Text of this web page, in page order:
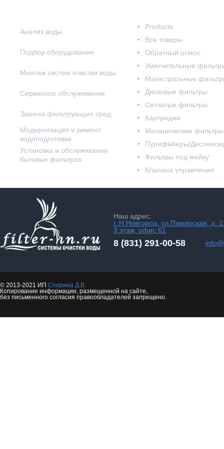
Анализ воды
Подбор оборудования
Монтаж систем очистки воды
Сервисное обслуживание
Замена фильтрующих сред
Модернизация и ремонт
водоподготовки
Установка и обслуживание
бытовых фильтров
Products
Все товары
Обратный осмос
Умягчительные
Магистральные
Дисковые фильтры
Сетчатые фильтры
Картриджи
Механические фильтры
Пурифайеры/
Фильтры под мойку
Клапана управления
Наш адрес:
г. Н.Новгород, ул.Памирская, д.
3 этаж, офис 61
8 (831) 291-00-58
© 2013-2021 ИП Спирина Д.В.
Копирование информации, размещенной на сайте,
без письменного согласия правообладателей запрещено.